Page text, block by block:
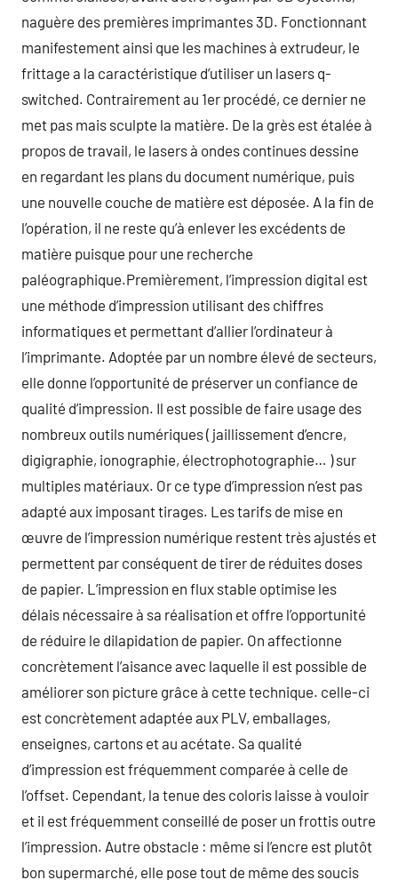
naguère des premières imprimantes 3D. Fonctionnant
manifestement ainsi que les machines à extrudeur, le
frittage a la caractéristique d’utiliser un lasers q-
switched. Contrairement au 1er procédé, ce dernier ne
met pas mais sculpte la matière. De la grès est étalée à
propos de travail, le lasers à ondes continues dessine
en regardant les plans du document numérique, puis
une nouvelle couche de matière est déposée. A la fin de
l’opération, il ne reste qu’à enlever les excédents de
matière puisque pour une recherche
paléographique.Premièrement, l’impression digital est
une méthode d’impression utilisant des chiffres
informatiques et permettant d’allier l’ordinateur à
l’imprimante. Adoptée par un nombre élevé de secteurs,
elle donne l’opportunité de préserver un confiance de
qualité d’impression. Il est possible de faire usage des
nombreux outils numériques ( jaillissement d’encre,
digigraphie, ionographie, électrophotographie… ) sur
multiples matériaux. Or ce type d’impression n’est pas
adapté aux imposant tirages. Les tarifs de mise en
œuvre de l’impression numérique restent très ajustés et
permettent par conséquent de tirer de réduites doses
de papier. L’impression en flux stable optimise les
délais nécessaire à sa réalisation et offre l’opportunité
de réduire le dilapidation de papier. On affectionne
concrètement l’aisance avec laquelle il est possible de
améliorer son picture grâce à cette technique. celle-ci
est concrètement adaptée aux PLV, emballages,
enseignes, cartons et au acétate. Sa qualité
d’impression est fréquemment comparée à celle de
l’offset. Cependant, la tenue des coloris laisse à vouloir
et il est fréquemment conseillé de poser un frottis outre
l’impression. Autre obstacle : même si l’encre est plutôt
bon supermarché, elle pose tout de même des soucis